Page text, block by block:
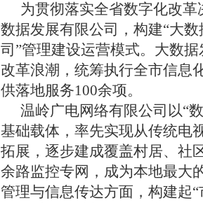
为贯彻落实全省数字化改
数据发展有限公司，构建“大
司”管理建设运营模式。大数
改革浪潮，统筹执行全市信息
供落地服务100余项。
温岭广电网络有限公司以“
基础载体，率先实现从传统电
拓展，逐步建成覆盖村居、社
余路监控专网，成为本地最大
管理与信息传达方面，构建